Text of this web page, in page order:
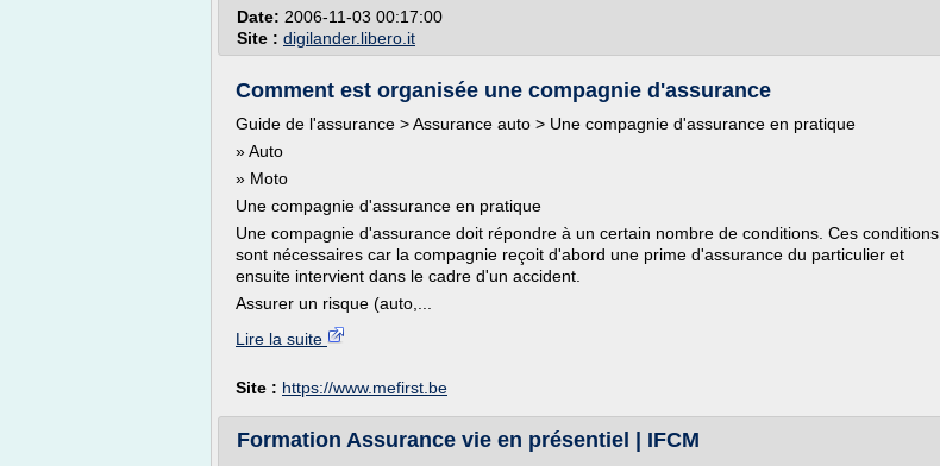
Date: 2006-11-03 00:17:00
Site : digilander.libero.it
Comment est organisée une compagnie d'assurance
Guide de l'assurance > Assurance auto > Une compagnie d'assurance en pratique
» Auto
» Moto
Une compagnie d'assurance en pratique
Une compagnie d'assurance doit répondre à un certain nombre de conditions. Ces conditions
sont nécessaires car la compagnie reçoit d'abord une prime d'assurance du particulier et
ensuite intervient dans le cadre d'un accident.
Assurer un risque (auto,...
Lire la suite
Site : https://www.mefirst.be
Formation Assurance vie en présentiel | IFCM